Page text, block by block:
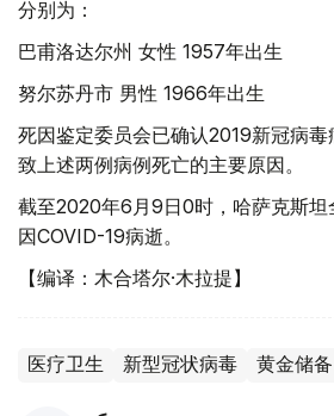
分别为：
巴甫洛达尔州 女性 1957年出生
努尔苏丹市 男性 1966年出生
死因鉴定委员会已确认2019新冠病
致上述两例病例死亡的主要原因。
截至2020年6月9日0时，哈萨克斯坦
因COVID-19病逝。
【编译：木合塔尔·木拉提】
医疗卫生 新型冠状病毒 黄金储备